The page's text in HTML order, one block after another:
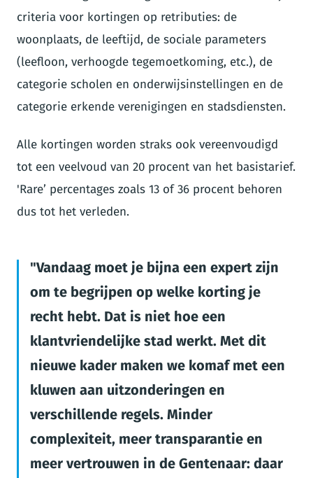
criteria voor kortingen op retributies: de
woonplaats, de leeftijd, de sociale parameters
(leefloon, verhoogde tegemoetkoming, etc.), de
categorie scholen en onderwijsinstellingen en de
categorie erkende verenigingen en stadsdiensten.
Alle kortingen worden straks ook vereenvoudigd
tot een veelvoud van 20 procent van het basistarief.
'Rare’ percentages zoals 13 of 36 procent behoren
dus tot het verleden.
Vandaag moet je bijna een expert zijn
om te begrijpen op welke korting je
recht hebt. Dat is niet hoe een
klantvriendelijke stad werkt. Met dit
nieuwe kader maken we komaf met een
kluwen aan uitzonderingen en
verschillende regels. Minder
complexiteit, meer transparantie en
meer vertrouwen in de Gentenaar: daar